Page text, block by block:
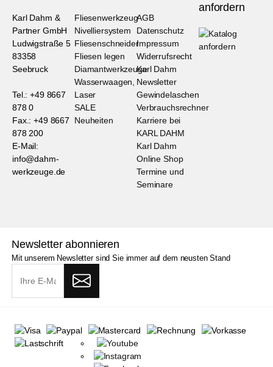
Karl Dahm &
Partner GmbH
Ludwigstraße 5
83358
Seebruck
Tel.: +49 8667
878 0
Fax.: +49 8667
878 200
E-Mail:
info@dahm-
werkzeuge.de
Fliesenwerkzeug
Nivelliersystem
Fliesenschneider
Fliesen legen
Diamantwerkzeuge
Wasserwaagen,
Laser
SALE
Neuheiten
AGB
Datenschutz
Impressum
Widerrufsrecht
Karl Dahm
Newsletter
Gewindelaschen
Verbrauchsrechner
Karriere bei
KARL DAHM
Karl Dahm
Online Shop
Termine und
Seminare
anfordern
Newsletter abonnieren
Mit unserem Newsletter sind Sie immer auf dem neusten Stand